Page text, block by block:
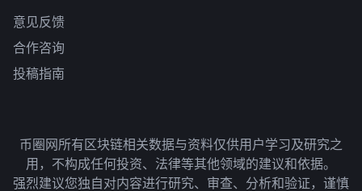
意见反馈
合作咨询
投稿指南
币圈网所有区块链相关数据与资料仅供用户学习及研究之
用，不构成任何投资、法律等其他领域的建议和依据。
强烈建议您独自对内容进行研究、审查、分析和验证，谨慎